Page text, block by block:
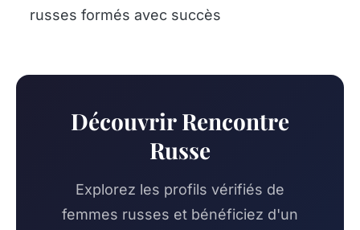
russes formés avec succès
Découvrir Rencontre
Russe
Explorez les profils vérifiés de
femmes russes et bénéficiez d'un